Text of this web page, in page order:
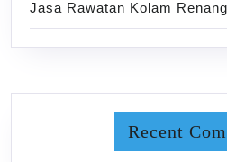
Jasa Rawatan Kolam
Recent